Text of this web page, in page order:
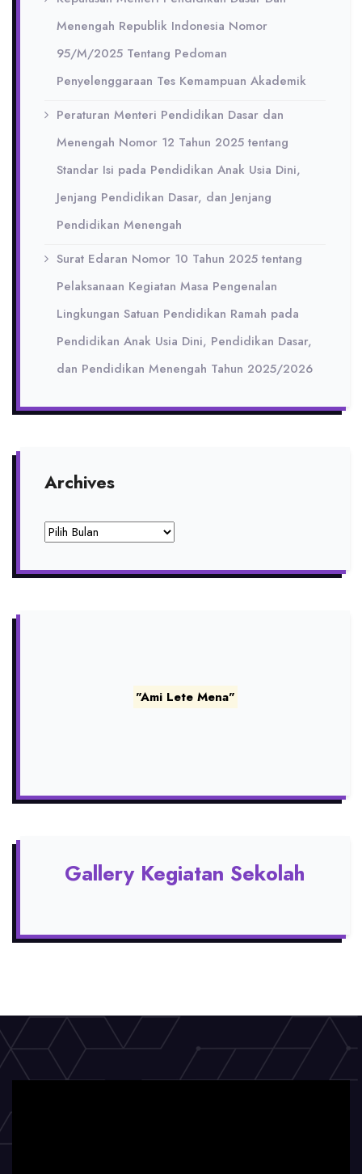
Menengah Republik Indonesia Nomor
95/M/2025 Tentang Pedoman
Penyelenggaraan Tes Kemampuan Akademik
Peraturan Menteri Pendidikan Dasar dan
Menengah Nomor 12 Tahun 2025 tentang
Standar Isi pada Pendidikan Anak Usia Dini,
Jenjang Pendidikan Dasar, dan Jenjang
Pendidikan Menengah
Surat Edaran Nomor 10 Tahun 2025 tentang
Pelaksanaan Kegiatan Masa Pengenalan
Lingkungan Satuan Pendidikan Ramah pada
Pendidikan Anak Usia Dini, Pendidikan Dasar,
dan Pendidikan Menengah Tahun 2025/2026
Archives
Archives
"Ami Lete Mena"
Gallery Kegiatan Sekolah